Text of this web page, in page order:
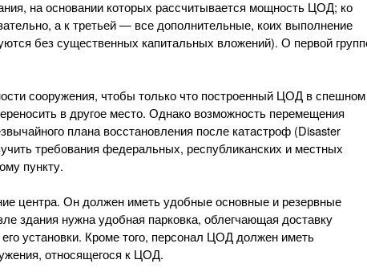
на основании которых рассчитывается мощность ЦОД; ко
а к третьей — все дополнительные, коих выполнение
без существенных капитальных вложений). О первой
сооружения, чтобы только что построенный ЦОД в спешном
в другое место. Однако возможность перемещения
плана восстановления после катастроф (Disaster
требования федеральных, республиканских и местных
пункту.
центра. Он должен иметь удобные основные и резервные
здания нужна удобная парковка, облегчающая доставку
установки. Кроме того, персонал ЦОД должен иметь
относящегося к ЦОД.